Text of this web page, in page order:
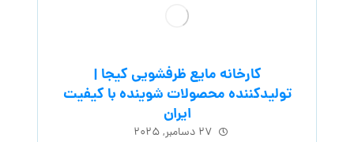
کارخانه مایع ظرفشویی کیجا |
تولیدکننده محصولات شوینده با کیفیت
ایران
۲۷ دسامبر, ۲۰۲۵